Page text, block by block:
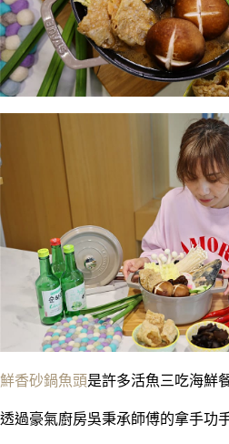
鮮香砂鍋魚頭是許多活魚三吃海鮮
透過豪氣廚房吳秉承師傅的拿手功